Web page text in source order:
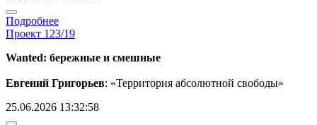
Подробнее
Проект 123/19
Wanted: бережные и смешные
Евгений Григорьев: «Территория абсолютной свободы»
25.06.2026 13:32:58